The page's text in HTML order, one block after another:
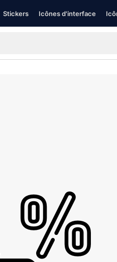
Stickers Icônes d'interface